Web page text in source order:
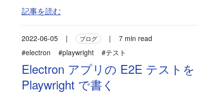
記事を読む
2022-06-05 | ブログ |
7 min read
#electron
#playwright #テスト
Electron アプリの E2E テストを
Playwright で書く